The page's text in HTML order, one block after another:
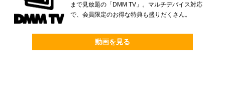
まで見放題の「DMM TV」。マルチデバイス対応
で、会員限定のお得な特典も盛りだくさん。
動画を見る